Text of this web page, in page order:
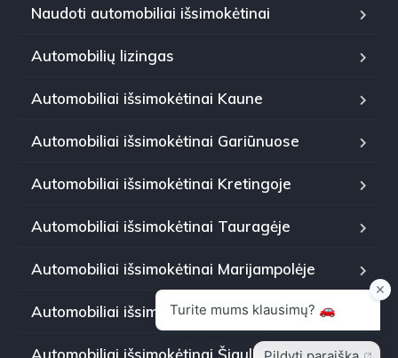
Naudoti automobiliai išsimokėtinai
Automobilių lizingas
Automobiliai išsimokėtinai Kaune
Automobiliai išsimokėtinai Gariūnuose
Automobiliai išsimokėtinai Kretingoje
Automobiliai išsimokėtinai Tauragėje
Automobiliai išsimokėtinai Marijampolėje
Automobiliai išsimokėtinai Panevėžyje
Automobiliai išsimokėtinai Šiauliuose